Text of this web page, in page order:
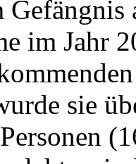
im Jahr
sie